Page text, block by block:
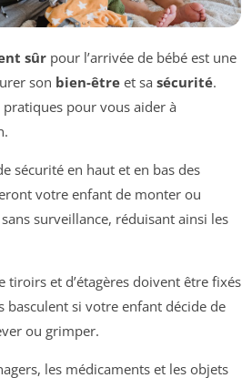
sûr pour l’arrivée de bébé est une
son bien-être et sa sécurité.
pour vous aider à
sécurité en haut et en bas des
votre enfant de monter ou
surveillance, réduisant ainsi les
tiroirs et d’étagères doivent être fixés
basculent si votre enfant décide de
ou grimper.
les médicaments et les objets